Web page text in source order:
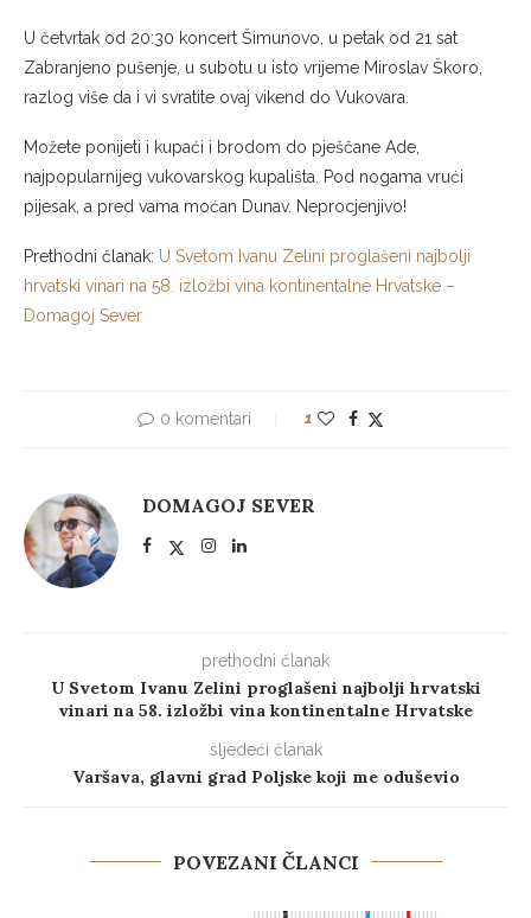
U četvrtak od 20:30 koncert Šimunovo, u petak od 21 sat
Zabranjeno pušenje, u subotu u isto vrijeme Miroslav Škoro,
razlog više da i vi svratite ovaj vikend do Vukovara.
Možete ponijeti i kupaći i brodom do pješčane Ade,
najpopularnijeg vukovarskog kupališta. Pod nogama vrući
pijesak, a pred vama moćan Dunav. Neprocjenjivo!
Prethodni članak: U Svetom Ivanu Zelini proglašeni najbolji
hrvatski vinari na 58. izložbi vina kontinentalne Hrvatske –
Domagoj Sever
0 komentari 1
DOMAGOJ SEVER
prethodni članak
U Svetom Ivanu Zelini proglašeni najbolji hrvatski
vinari na 58. izložbi vina kontinentalne Hrvatske
sljedeći članak
Varšava, glavni grad Poljske koji me oduševio
POVEZANI ČLANCI